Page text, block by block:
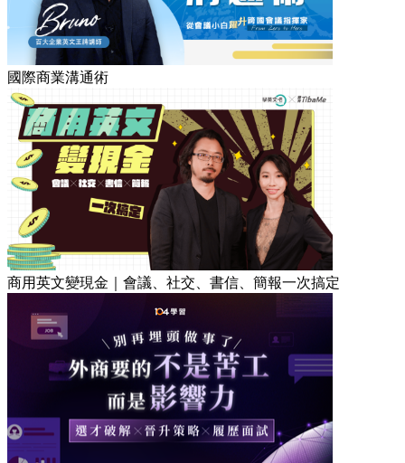
國際商業溝通術
商用英文變現金｜會議、社交、書信、簡報一次搞定